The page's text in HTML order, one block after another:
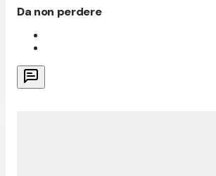
Da non perdere